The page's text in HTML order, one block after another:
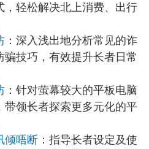
，轻松解决北上消费、出行
：深入浅出地分析常见的诈
骗技巧，有效提升长者日常
：针对萤幕较大的平板电脑
带领长者探索更多元化的平
倾唔断 ：指导长者设定及使